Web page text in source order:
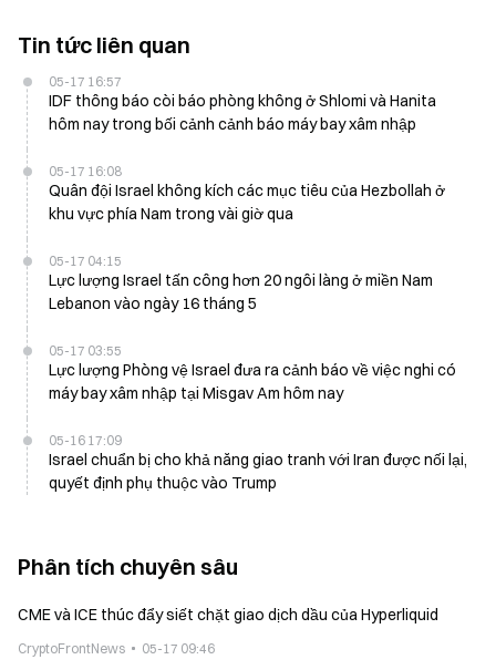
Tin tức liên quan
05-17 16:57
IDF thông báo còi báo phòng không ở Shlomi và Hanita
hôm nay trong bối cảnh cảnh báo máy bay xâm nhập
05-17 16:08
Quân đội Israel không kích các mục tiêu của Hezbollah ở
khu vực phía Nam trong vài giờ qua
05-17 04:15
Lực lượng Israel tấn công hơn 20 ngôi làng ở miền Nam
Lebanon vào ngày 16 tháng 5
05-17 03:55
Lực lượng Phòng vệ Israel đưa ra cảnh báo về việc nghi có
máy bay xâm nhập tại Misgav Am hôm nay
05-16 17:09
Israel chuẩn bị cho khả năng giao tranh với Iran được nối lại,
quyết định phụ thuộc vào Trump
Phân tích chuyên sâu
CME và ICE thúc đẩy siết chặt giao dịch dầu của Hyperliquid
CryptoFrontNews 05-17 09:46